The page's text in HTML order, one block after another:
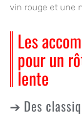
vin rouge et une
Les
pour un
lente
Des